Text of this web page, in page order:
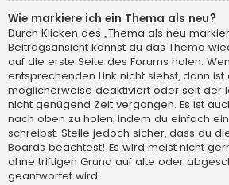
Wie markiere ich ein Thema als neu?
Durch Klicken des „Thema als neu
Beitragsansicht kannst du das Thema
auf die erste Seite des Forums holen.
entsprechenden Link nicht siehst, dann ist
möglicherweise deaktiviert oder seit der
nicht genügend Zeit vergangen. Es ist
nach oben zu holen, indem du einfach
schreibst. Stelle jedoch sicher, dass du
Boards beachtest! Es wird meist nicht
ohne triftigen Grund auf alte oder
geantwortet wird.